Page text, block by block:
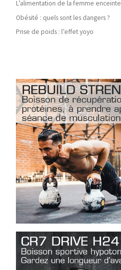
L’alimentation de la femme enceinte
Obésité : quels sont les dangers ?
Prise de poids : l’effet yoyo